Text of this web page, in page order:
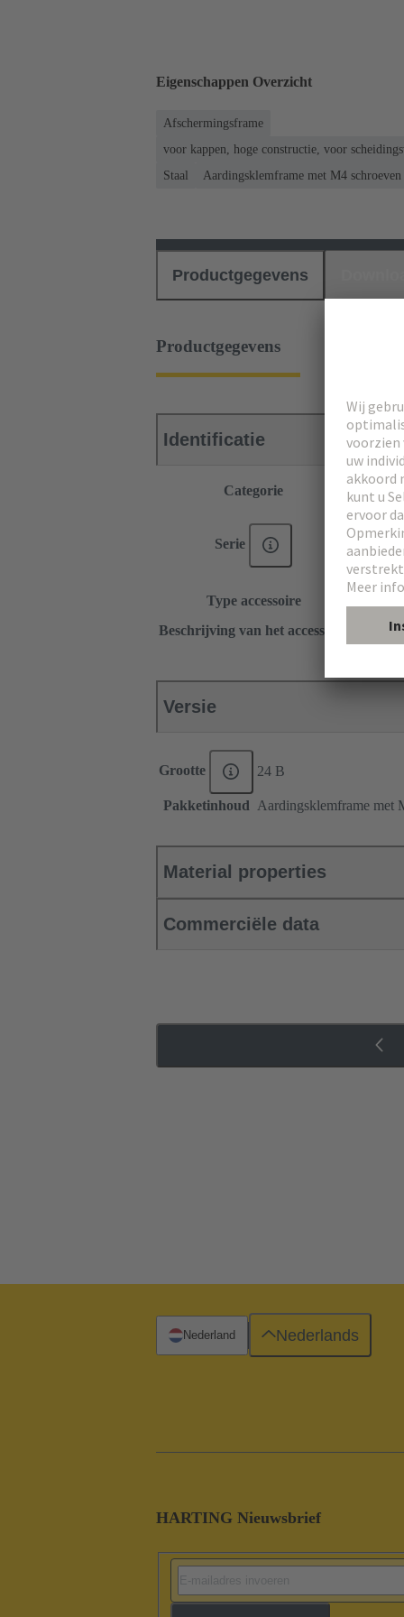
Eigenschappen Overzicht
Afschermingsframe
voor kappen, hoge constructie, voor
Staal
Aardingsklemframe met M4
Productgegevens
Productgegevens
Identificatie
Categorie
Serie
Han E ®
Han®
Han DD
Han-
Type accessoire
Beschrijving van het accessoire
voor
Versie
Grootte 24 B
Pakketinhoud Aardingsklemframe met
Material properties
Commerciële data
HARTING Nieuwsbrief
Nederland Nederlands